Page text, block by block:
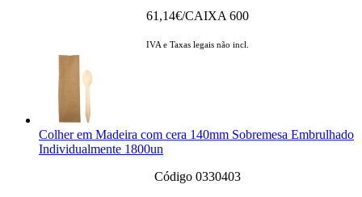
61,14€/CAIXA 600
IVA e Taxas legais não incl.
Colher em Madeira com cera 140mm Sobremesa Embrulhado
Individualmente 1800un
Código 0330403